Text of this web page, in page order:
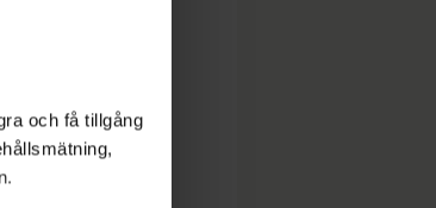
och få tillgång